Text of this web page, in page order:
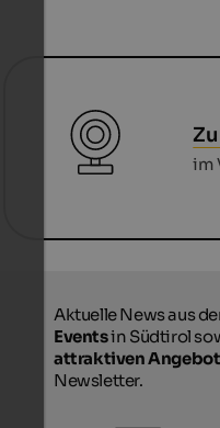
im
Aktuelle News aus
Eventsin Südtirol
attraktiven
Newsletter.